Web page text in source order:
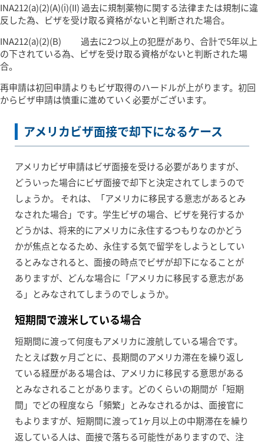
INA212(a)(2)(A)(i)(II) 過去に規制薬物に関する法律または規制に違
反した為、ビザを受け取る資格がないと判断された場合。
INA212(a)(2)(B) 過去に2つ以上の犯歴があり、合計で5年以上
の下されている為、ビザを受け取る資格がないと判断された場
合。
再申請は初回申請よりもビザ取得のハードルが上がります。初回
からビザ申請は慎重に進めていく必要がございます。
アメリカビザ面接で却下になるケース
アメリカビザ申請はビザ面接を受ける必要がありますが、
どういった場合にビザ面接で却下と決定されてしまうので
しょうか。 それは、「アメリカに移民する意志があるとみ
なされた場合」です。学生ビザの場合、ビザを発行するか
どうかは、将来的にアメリカに永住するつもりなのかどう
かが焦点となるため、永住する気で留学をしようとしてい
るとみなされると、面接の時点でビザが却下になることが
ありますが、どんな場合に「アメリカに移民する意志があ
る」とみなされてしまうのでしょうか。
短期間で渡米している場合
短期間に渡って何度もアメリカに渡航している場合です。
たとえば数ヶ月ごとに、長期間のアメリカ滞在を繰り返し
ている経歴がある場合は、アメリカに移民する意思がある
とみなされることがあります。どのくらいの期間が「短期
間」でどの程度なら「頻繁」とみなされるかは、面接官に
もよりますが、短期間に渡って1ヶ月以上の中期滞在を繰り
返している人は、面接で落ちる可能性がありますので、注